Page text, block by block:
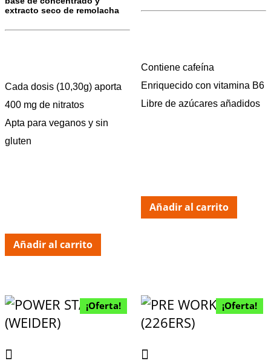
extracto seco de remolacha
Cada dosis (10,30g) aporta
400 mg de nitratos
Apta para veganos y sin
gluten
Añadir al carrito
Contiene cafeína
Enriquecido con vitamina B6
Libre de azúcares añadidos
Añadir al carrito
¡Oferta! ¡Oferta!